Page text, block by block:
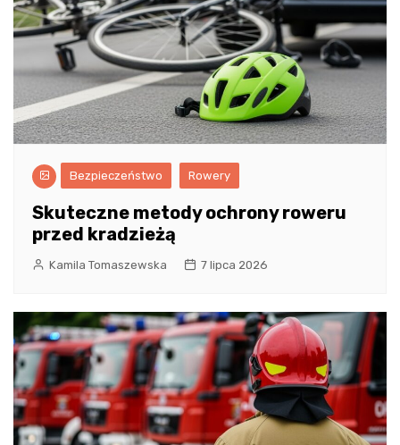
Bezpieczeństwo Rowery
Skuteczne metody ochrony roweru
przed kradzieżą
Kamila Tomaszewska 7 lipca 2026